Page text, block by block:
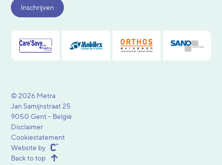
Inschrijven
© 2026 Metra
Jan Samijnstraat 25
9050 Gent - België
Disclaimer
Cookiestatement
Website by
Back to top